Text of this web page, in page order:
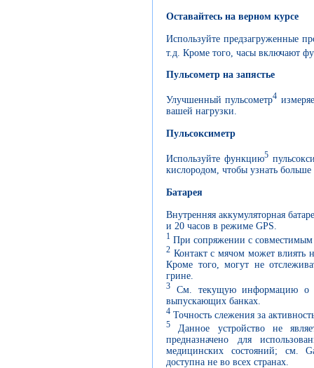
Оставайтесь на верном курсе
Используйте предзагруженные
т.д. Кроме того, часы включают
Пульсометр на запястье
Улучшенный пульсометр4
вашей нагрузки.
Пульсоксиметр
Используйте функцию5
кислородом, чтобы узнать
Батарея
Внутренняя аккумуляторная
и 20 часов в режиме GPS.
1 При сопряжении с
2 Контакт с мячом может влиять
Кроме того, могут не
грине.
3 См. текущую информацию о
выпускающих банках.
4 Точность слежения за
5 Данное устройство не
предназначено для
медицинских состояний; см.
доступна не во всех странах.